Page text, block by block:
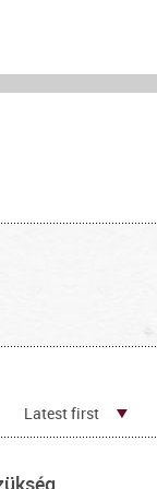
Latest first